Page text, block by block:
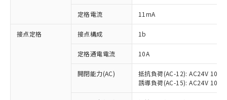
定格電流 11mA
接点定格 接点構成 1b
定格通電電流 10A
開閉能力(AC)
抵抗負荷(AC-12): AC24V 10A/
誘導負荷(AC-15): AC24V
以下の条件をお読みいただき、同意のうえ
本サービスは、当社制御機器事業取扱
商品の当社在庫状況および標準価格
(税抜)を提供させていただくもので
当社制御機器事業取扱商品の中には、
本サービスの対象外となる商品もある
対応予定なし：EU RoHS指令（10物質）の
非含有に非対応の商品で、対応品を出す予
調査・確認中：EU RoHS指令（10物質）の
非含有の対応状況を調査中または確認中の
非該当品：ライセンス料など無形物で、有
害物質有無と関係のない商品です。
仕入先様の事情により、非含有部品として
「○」：最大均質材料含有率が中国RoHSの
基準値以下であることを示します。
「×」：最大均質材料含有率が中国RoHSの